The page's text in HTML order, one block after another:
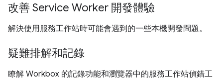
改善 Service Worker 開發體驗
解決使用服務工作站時可能會遇到的一些本機開發問題。
疑難排解和記錄
瞭解 Workbox 的記錄功能和瀏覽器中的服務工作站偵錯工